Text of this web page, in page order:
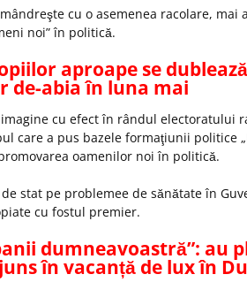
cu o asemenea racolare, mai
noi” în politică.
aproape se
de-abia în luna mai
cu efect în rândul electoratului
care a pus bazele formaţiunii politice
oamenilor noi în politică.
stat pe problemee de sănătate în
cu fostul premier.
dumneavoastră”: au
în vacanță de lux în